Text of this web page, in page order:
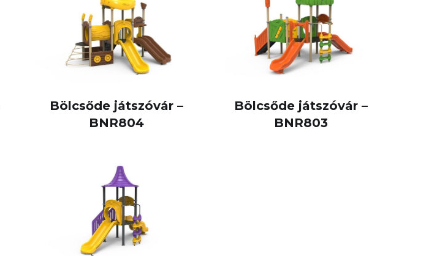
Bölcsőde játszóvár –
BNR804
Bölcsőde játszóvár –
BNR803